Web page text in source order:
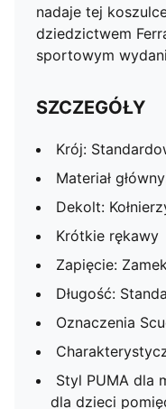
nadaje tej
dziedzictwem
sportowym
SZCZEGÓŁY
Krój:
Materiał
Dekolt:
Krótkie rękawy
Zapięcie:
Długość:
Oznaczenia
Styl PUMA dla
dla dzieci